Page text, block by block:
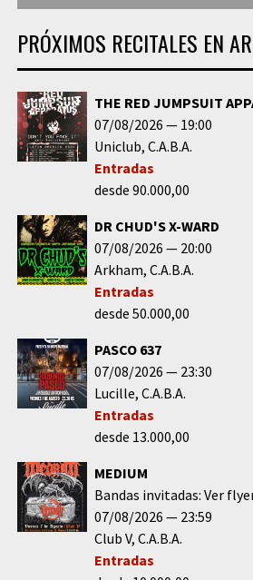
PRÓXIMOS RECITALES EN
THE RED JUMPSUIT
07/08/2026
19:00
Uniclub C.A.B.A.
Entradas
desde 90.000,00
DR CHUD'S X-WARD
07/08/2026
20:00
Arkham C.A.B.A.
Entradas
desde 50.000,00
PASCO 637
07/08/2026
23:30
Lucille C.A.B.A.
Entradas
desde 13.000,00
MEDIUM
Bandas invitadas: Ver
07/08/2026
23:59
Club V C.A.B.A.
Entradas